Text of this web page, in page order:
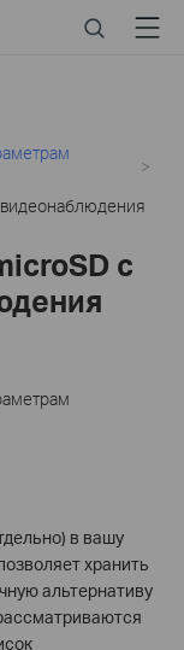
SearchMenu
с
в вашу
хранить
альтернативу